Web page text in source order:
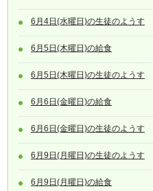
6月4日(水曜日)の生徒のようす
6月5日(木曜日)の給食
6月5日(木曜日)の生徒のようす
6月6日(金曜日)の給食
6月6日(金曜日)の生徒のようす
6月9日(月曜日)の生徒のようす
6月9日(月曜日)の給食